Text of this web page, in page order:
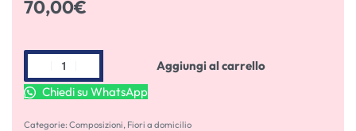
70,00€
Aggiungi al carrello
Chiedi su WhatsApp
Categorie: Composizioni, Fiori a domicilio